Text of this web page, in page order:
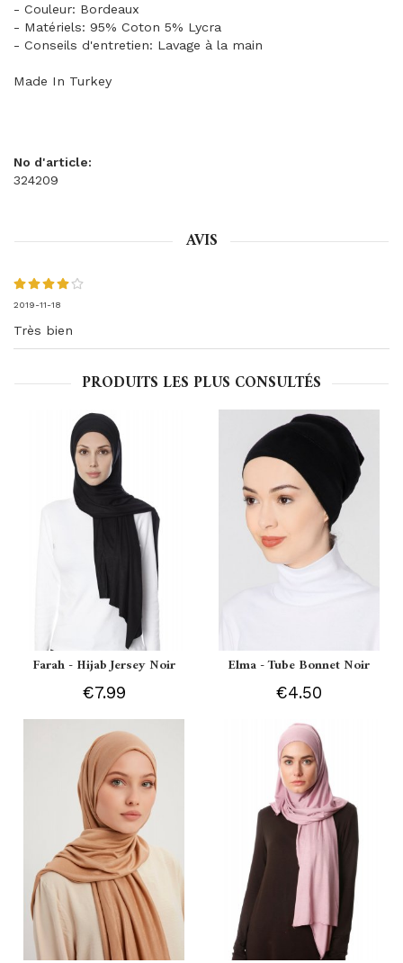
- Couleur: Bordeaux
- Matériels: 95% Coton 5% Lycra
- Conseils d'entretien: Lavage à la main
Made In Turkey
No d'article:
324209
AVIS
2019-11-18
Très bien
PRODUITS LES PLUS CONSULTÉS
Farah - Hijab Jersey Noir
€7.99
Elma - Tube Bonnet Noir
€4.50